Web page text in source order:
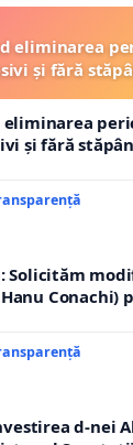
eliminarea
și fără
și fără
Solicităm
Conachi)
localităților!
d-nei